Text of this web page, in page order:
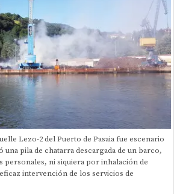
Lezo-2 del Puerto de Pasaia fue escenario
una pila de chatarra descargada de un barco,
personales, ni siquiera por inhalación de
intervención de los servicios de